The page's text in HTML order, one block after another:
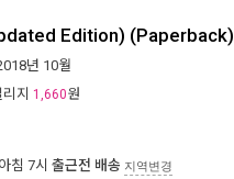
Edition) (Paperback)
년 10월
지 1,660원
침 7시 출근전 배송 지역변경